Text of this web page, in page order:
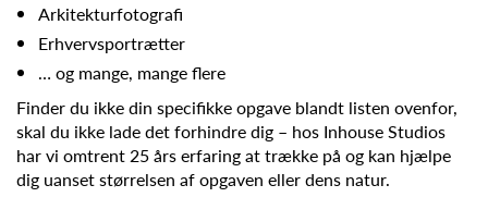
Arkitekturfotografi
Erhvervsportrætter
… og mange, mange flere
Finder du ikke din specifikke opgave blandt listen ovenfor,
skal du ikke lade det forhindre dig – hos Inhouse Studios
har vi omtrent 25 års erfaring at trække på og kan hjælpe
dig uanset størrelsen af opgaven eller dens natur.